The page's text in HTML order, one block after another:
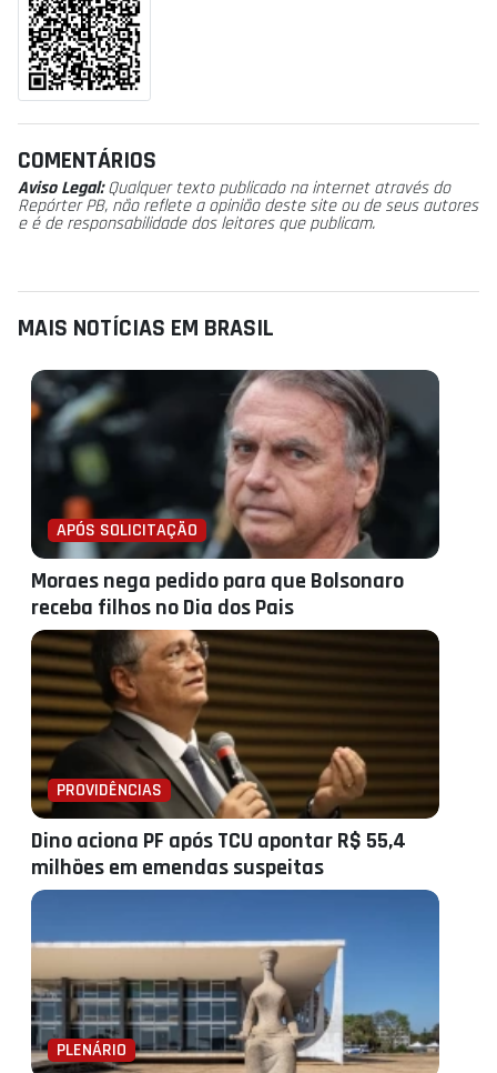
COMENTÁRIOS
Aviso Legal:Qualquer texto publicado na internet através do
Repórter PB, não reflete a opinião deste site ou de seus autores
e é de responsabilidade dos leitores que publicam.
MAIS NOTÍCIAS EM BRASIL
APÓS SOLICITAÇÃO
Moraes nega pedido para que Bolsonaro
receba filhos no Dia dos Pais
PROVIDÊNCIAS
Dino aciona PF após TCU apontar R$ 55,4
milhões em emendas suspeitas
PLENÁRIO